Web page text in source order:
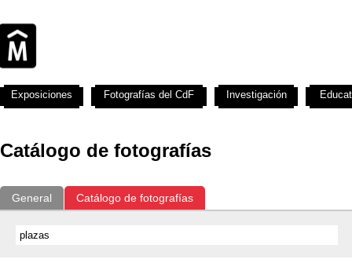
Catálogo de fotografías
General Catálogo de fotografías
Exposiciones Fotografías del CdF Investigación